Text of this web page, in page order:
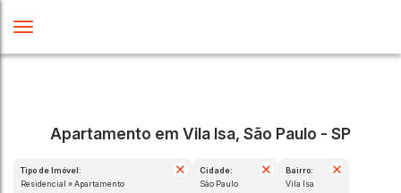
Apartamento em Vila Isa, São Paulo - SP
Tipo de Imóvel:
Residencial » Apartamento
Cidade:
São Paulo
Bairro:
Vila Isa